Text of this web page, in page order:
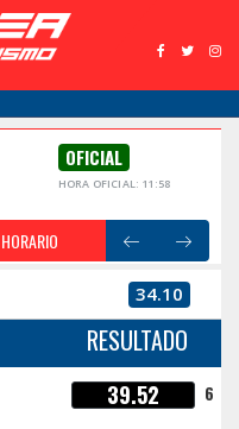
OFICIAL
HORA OFICIAL: 11:58
HORARIO
34.10
RESULTADO
39.52 6